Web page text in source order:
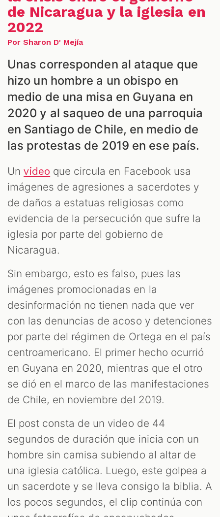
de Nicaragua y la iglesia en
2022
Por Sharon D' Mejía
Unas corresponden al ataque que
hizo un hombre a un obispo en
medio de una misa en Guyana en
2020 y al saqueo de una parroquia
en Santiago de Chile, en medio de
las protestas de 2019 en ese país.
Unvideo que circula en Facebook usa
imágenes de agresiones a sacerdotes y
de daños a estatuas religiosas como
evidencia de la persecución que sufre la
iglesia por parte del gobierno de
Nicaragua.
Sin embargo, esto es falso, pues las
imágenes promocionadas en la
desinformación no tienen nada que ver
con las denuncias de acoso y detenciones
por parte del régimen de Ortega en el país
centroamericano. El primer hecho ocurrió
en Guyana en 2020, mientras que el otro
se dió en el marco de las manifestaciones
de Chile, en noviembre del 2019.
El post consta de un video de 44
segundos de duración que inicia con un
hombre sin camisa subiendo al altar de
una iglesia católica. Luego, este golpea a
un sacerdote y se lleva consigo la biblia. A
los pocos segundos, el clip continúa con